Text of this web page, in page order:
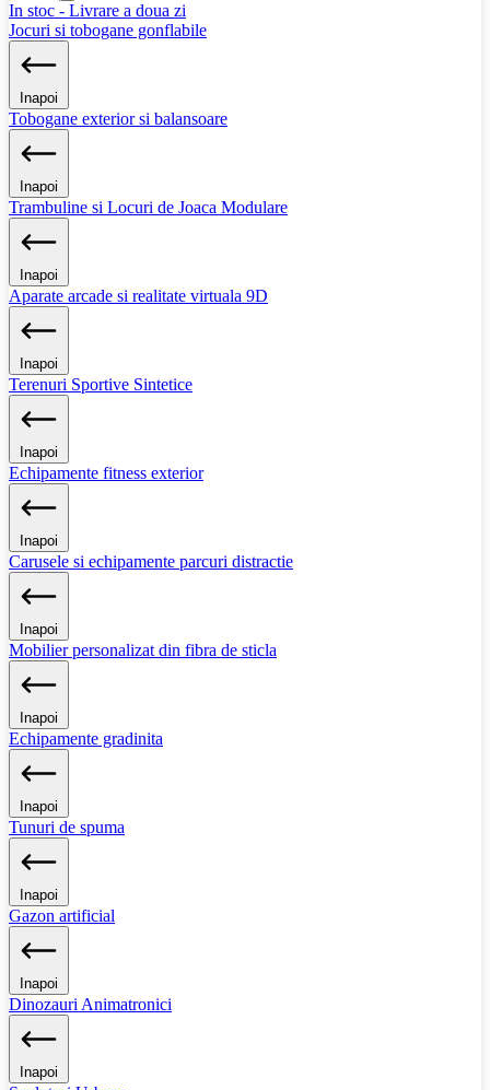
In stoc - Livrare a doua zi
Jocuri si tobogane gonflabile
Inapoi
Tobogane exterior si balansoare
Inapoi
Trambuline si Locuri de Joaca Modulare
Inapoi
Aparate arcade si realitate virtuala 9D
Inapoi
Terenuri Sportive Sintetice
Inapoi
Echipamente fitness exterior
Inapoi
Carusele si echipamente parcuri distractie
Inapoi
Mobilier personalizat din fibra de sticla
Inapoi
Echipamente gradinita
Inapoi
Tunuri de spuma
Inapoi
Gazon artificial
Inapoi
Dinozauri Animatronici
Inapoi